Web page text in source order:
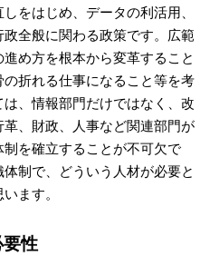
をはじめ、データの利活用、
全般に関わる政策です。広範
め方を根本から変革すること
折れる仕事になること等を考
、情報部門だけではなく、改
、財政、人事など関連部門が
を確立することが不可欠で
制で、どういう人材が必要と
ます。
性